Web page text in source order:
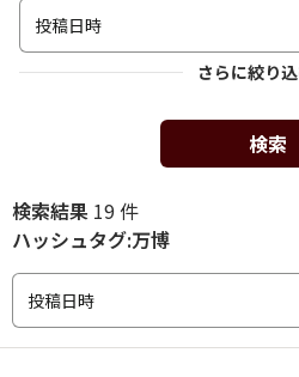
投稿日時
さらに絞り
検索
検索結果 19 件
ハッシュタグ:万博
投稿日時